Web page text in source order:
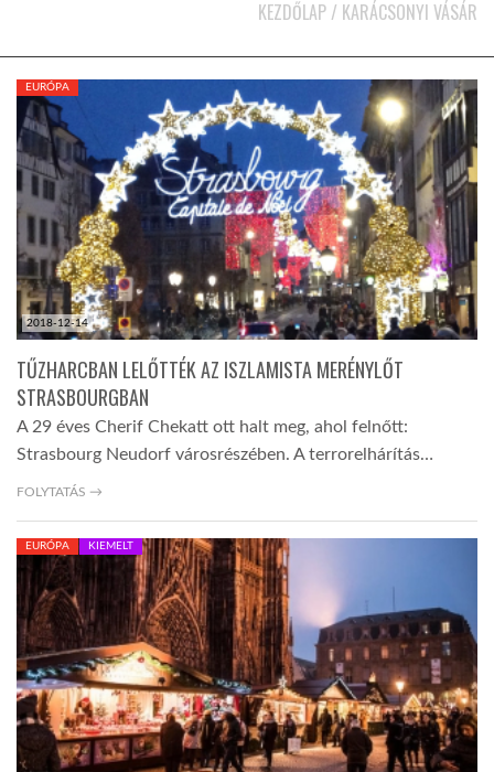
HÍR3D
TROPICALMAGAZIN
GLOBOTV
AFRIKA TUDÁSTÁR
A NAP SZÉPE
LINKTR.EE
DOBRAVERO.HU
LATIMO.HU
GLOBOBOOK
KEZDŐLAP / KARÁCSONYI VÁSÁR
2018-12-14
EURÓPA
TŰZHARCBAN LELŐTTÉK AZ ISZLAMISTA MERÉNYLŐT
STRASBOURGBAN
A 29 éves Cherif Chekatt ott halt meg, ahol felnőtt:
Strasbourg Neudorf városrészében. A terrorelhárítás…
FOLYTATÁS →
EURÓPA KIEMELT